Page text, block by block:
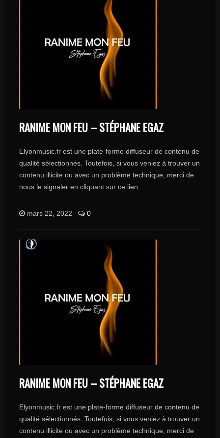
RANIME MON FEU – STÉPHANE EGAZ
Elyonmusic.fr est une plate-forme diffuseur de contenu de
qualité sélectionnés. Toutefois, si vous veniez à trouver un
contenu illicite ou avec un problème technique, merci de
nous le signaler en cliquant sur ce lien.
mars 22, 2022 0
RANIME MON FEU – STÉPHANE EGAZ
Elyonmusic.fr est une plate-forme diffuseur de contenu de
qualité sélectionnés. Toutefois, si vous veniez à trouver un
contenu illicite ou avec un problème technique, merci de